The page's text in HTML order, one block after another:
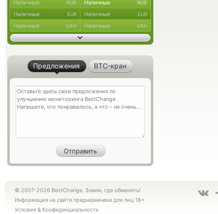
Наличные RUB Наличные RUB
Наличные EUR Наличные EUR
Наличные UAH Наличные UAH
Предложения BTC-кран
© 2007-2026 BestChange. Знаем, где обменять!
Информация на сайте предназначена для лиц 18+
Условия & Конфиденциальность